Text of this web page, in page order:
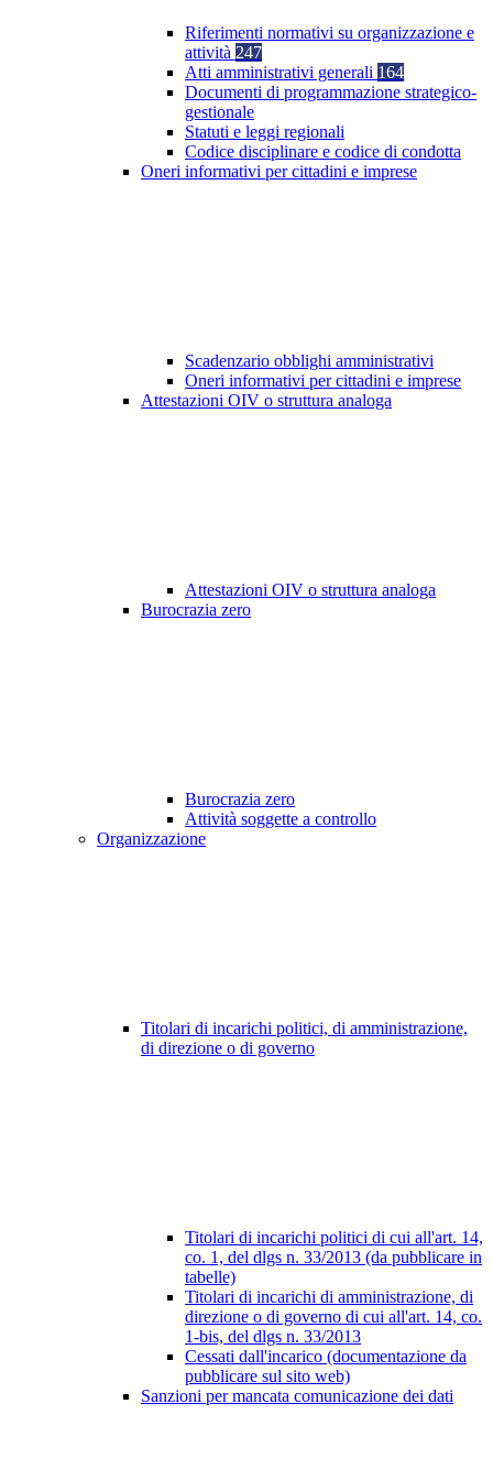
Riferimenti normativi su organizzazione e
attività 247
Atti amministrativi generali 164
Documenti di programmazione strategico-
gestionale
Statuti e leggi regionali
Codice disciplinare e codice di condotta
Oneri informativi per cittadini e imprese
Scadenzario obblighi amministrativi
Oneri informativi per cittadini e imprese
Attestazioni OIV o struttura analoga
Attestazioni OIV o struttura analoga
Burocrazia zero
Burocrazia zero
Attività soggette a controllo
Organizzazione
Titolari di incarichi politici, di amministrazione,
di direzione o di governo
Titolari di incarichi politici di cui all'art. 14,
co. 1, del dlgs n. 33/2013 (da pubblicare in
tabelle)
Titolari di incarichi di amministrazione, di
direzione o di governo di cui all'art. 14, co.
1-bis, del dlgs n. 33/2013
Cessati dall'incarico (documentazione da
pubblicare sul sito web)
Sanzioni per mancata comunicazione dei dati